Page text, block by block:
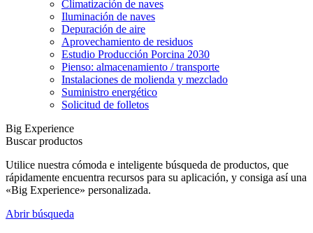
Climatización de naves
Iluminación de naves
Depuración de aire
Aprovechamiento de residuos
Estudio Producción Porcina 2030
Pienso: almacenamiento / transporte
Instalaciones de molienda y mezclado
Suministro energético
Solicitud de folletos
Big Experience
Buscar productos
Utilice nuestra cómoda e inteligente búsqueda de productos, que
rápidamente encuentra recursos para su aplicación, y consiga así una
«Big Experience» personalizada.
Abrir búsqueda